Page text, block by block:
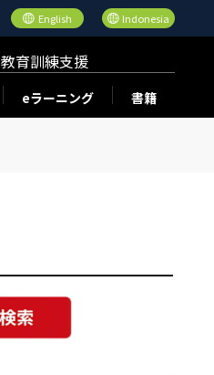
English Indonesia
教育訓練支援
eラーニング 書籍